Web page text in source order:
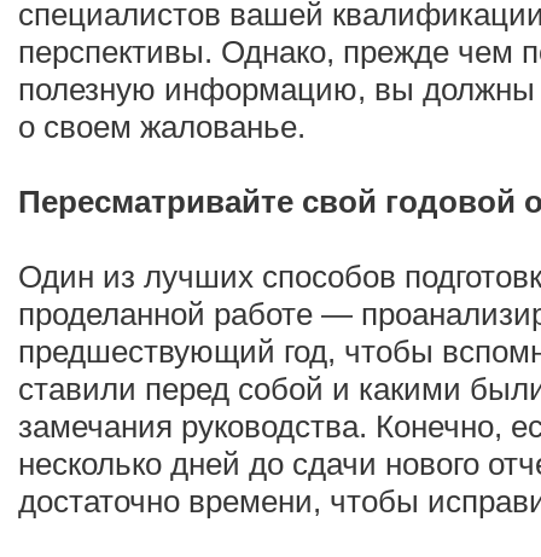
специалистов вашей
перспективы. Однако, прежде чем
полезную информацию, вы должны
о своем жалованье.
Пересматривайте свой годовой
Один из лучших способов
проделанной работе —
предшествующий год, чтобы
ставили перед собой и какими
замечания руководства. Конечно,
несколько дней до сдачи нового
достаточно времени, чтобы